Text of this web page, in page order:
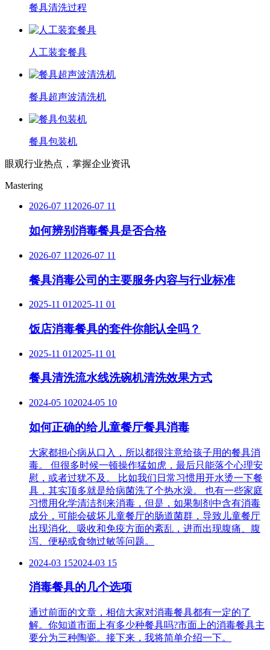
餐具清洗过程
人工装套餐具
餐具超声波清洗机
餐具包装机
眼观行业热点，掌握企业资讯
Mastering
2026-07 112026-07 11
如何辨别消毒餐具是否合格
2026-07 11 2026-07 11
餐具消毒公司的主要服务内容与行业标准
2025-11 01 2025-11 01
饭店消毒餐具的套件你能认全吗？
2025-11 01 2025-11 01
餐具清洗流水线洗碗机清洗效果方式
2024-05 102024-05 10
如何正确的给儿童餐厅餐具消毒
大家都担心病从口入，所以都很注意给孩子用的餐具消
毒。 但很多时候一顿操作猛如虎，最后只能落个心理安
慰，或者过犹不及。 比如我们日常习惯用开水烫一下餐
具，其实顶多就是给病菌洗了个热水澡。 也有一些家庭
习惯用化学清洁剂来消毒，但是，如果制剂中含有消毒
成分，可能会破坏儿童餐厅的肠道菌群，导致儿童餐厅
出现消化、吸收和免疫方面的紊乱，进而出现腹痛、腹
泻、便秘或食物过敏等问题。
2024-03 152024-03 15
消毒餐具的几个选项
通过前面的文章，相信大家对消毒餐具都有一定的了
解。你知道市面上有多少种餐具吗?市面上的消毒餐具主
要分为三种陶瓷。接下来，我将简单介绍一下。